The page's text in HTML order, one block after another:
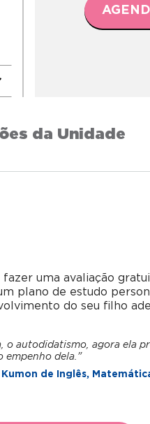
da Unidade
uma avaliação
plano de estudo
do seu filho
autodidatismo, agora ela
empenho dela."
de Inglês,